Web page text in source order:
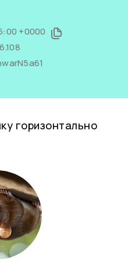
+0000
горизонтально